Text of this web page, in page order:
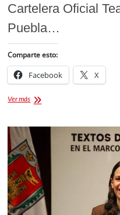
Cartelera Oficial
Puebla…
Comparte esto:
Facebook X
Ver másCartelera
del
Pueblo
Feria
Puebla
2026:
Toto,
Calvin
Harris